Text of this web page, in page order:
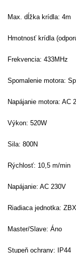
Max. dĺžka krídla: 4m
Hmotnosť krídla
Frekvencia: 433MHz
Spomalenie motora:
Napájanie motora: AC
Výkon: 520W
Sila: 800N
Rýchlosť: 10,5 m/min
Napájanie: AC 230V
Riadiaca jednotka:
Master/Slave: Áno
Stupeň ochrany: IP44